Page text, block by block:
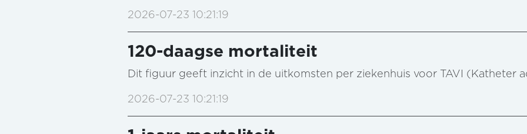
2026-07-23 10:21:19
120-daagse mortaliteit
Dit figuur geeft inzicht in de uitkomsten per ziekenhuis voor TAVI (Katheter
2026-07-23 10:21:19